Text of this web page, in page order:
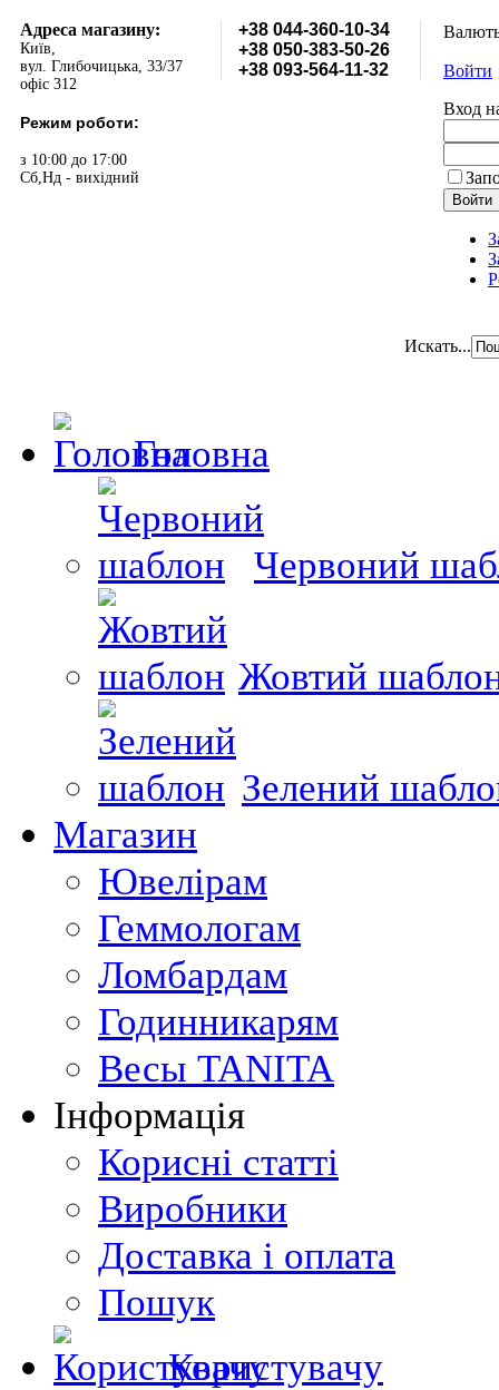
Адреса магазину:
Київ,
вул. Глибочицька, 33/37
офіс 312
Режим роботи:
з 10:00 до 17:00
Сб,Нд - вихідний
+38 044-360-10-34
+38 050-383-50-26
+38 093-564-11-32
Войти
Вход
Искать...
Головна
Червоний
Жовтий
Зелений
Магазин
Ювелірам
Геммологам
Ломбардам
Годинникарям
Весы TANITA
Інформація
Корисні статті
Виробники
Доставка і оплата
Пошук
Користувачу